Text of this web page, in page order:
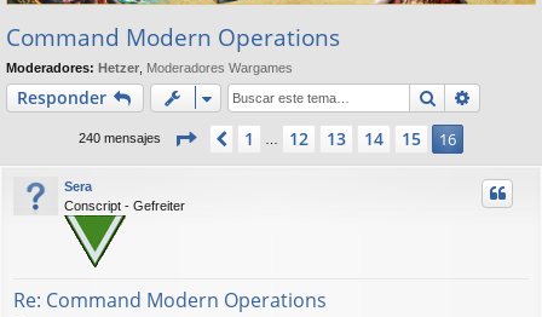
pi
do
s
c
Command Modern Operations
Moderadores: Hetzer Moderadores Wargames
Responder Buscar
240 mensajes Página de
Anterior
1 12 13 14 15 16
Sera
Conscript - Gefreiter
Re: Command Modern Operations